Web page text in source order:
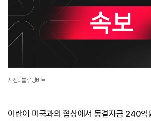
사진=블루밍비트
이란이 미국과의 협상에서 동결자금 240억